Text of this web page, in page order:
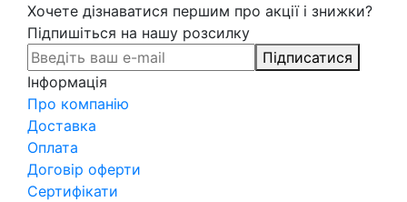
Хочете дізнаватися першим про акції і знижки?
Підпишіться на нашу розсилку
Підписатися
Інформація
Про компанію
Доставка
Оплата
Договір оферти
Сертифікати